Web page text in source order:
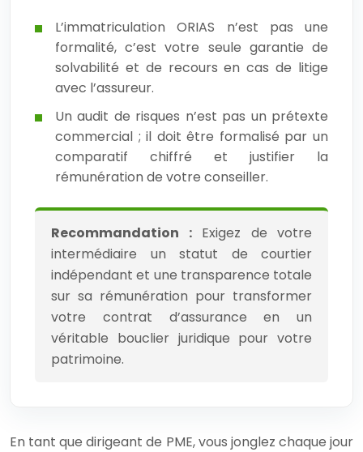
L’immatriculation ORIAS n’est pas une
formalité, c’est votre seule garantie de
solvabilité et de recours en cas de litige
avec l’assureur.
Un audit de risques n’est pas un prétexte
commercial ; il doit être formalisé par un
comparatif chiffré et justifier la
rémunération de votre conseiller.
Recommandation :Exigez de votre
intermédiaire un statut de courtier
indépendant et une transparence totale
sur sa rémunération pour transformer
votre contrat d’assurance en un
véritable bouclier juridique pour votre
patrimoine.
En tant que dirigeant de PME, vous jonglez chaque jour